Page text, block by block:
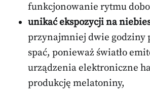
funkcjonowanie rytmu
unikać ekspozycji na
przynajmniej dwie godziny
spać, ponieważ światło
urządzenia elektroniczne
produkcję melatoniny,